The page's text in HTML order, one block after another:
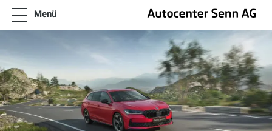
Menü
News
SENNsationelle Angebote
Flotten und Firmen Angebote
Modelle
Neuwagen & Occasionen